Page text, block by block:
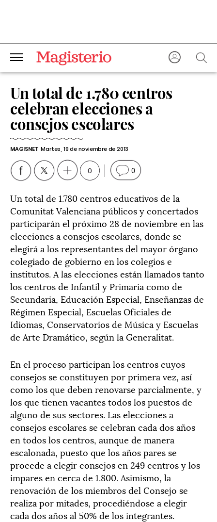
Un total de 1.780 centros
celebran elecciones a
consejos escolares
MAGISNET Martes, 19 de noviembre de 2013
0 0
Un total de 1.780 centros educativos de la
Comunitat Valenciana públicos y concertados
participarán el próximo 28 de noviembre en las
elecciones a consejos escolares, donde se
elegirá a los representantes del mayor órgano
colegiado de gobierno en los colegios e
institutos. A las elecciones están llamados tanto
los centros de Infantil y Primaria como de
Secundaria, Educación Especial, Enseñanzas de
Régimen Especial, Escuelas Oficiales de
Idiomas, Conservatorios de Música y Escuelas
de Arte Dramático, según la Generalitat.
En el proceso participan los centros cuyos
consejos se constituyen por primera vez, así
como los que deben renovarse parcialmente, y
los que tienen vacantes todos los puestos de
alguno de sus sectores. Las elecciones a
consejos escolares se celebran cada dos años
en todos los centros, aunque de manera
escalonada, puesto que los años pares se
procede a elegir consejos en 249 centros y los
impares en cerca de 1.800. Asimismo, la
renovación de los miembros del Consejo se
realiza por mitades, procediéndose a elegir
cada dos años al 50% de los integrantes.